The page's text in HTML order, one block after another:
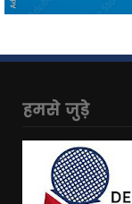
हमसे जुड़े